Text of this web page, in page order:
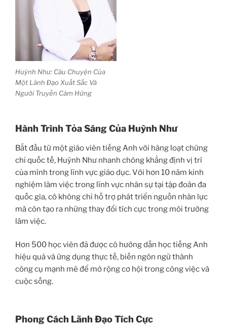
Huỳnh Như: Câu Chuyện Của
Một Lãnh Đạo Xuất Sắc Và
Người Truyền Cảm Hứng
Hành Trình Tỏa Sáng Của Huỳnh Như
Bắt đầu từ một giáo viên tiếng Anh với hàng loạt chứng
chỉ quốc tế, Huỳnh Như nhanh chóng khẳng định vị trí
của mình trong lĩnh vực giáo dục. Với hơn 10 năm kinh
nghiệm làm việc trong lĩnh vực nhân sự tại tập đoàn đa
quốc gia, cô không chỉ hỗ trợ phát triển nguồn nhân lực
mà còn tạo ra những thay đổi tích cực trong môi trường
làm việc.
Hơn 500 học viên đã được cô hướng dẫn học tiếng Anh
hiệu quả và ứng dụng thực tế, biến ngôn ngữ thành
công cụ mạnh mẽ để mở rộng cơ hội trong công việc và
cuộc sống.
Phong Cách Lãnh Đạo Tích Cực